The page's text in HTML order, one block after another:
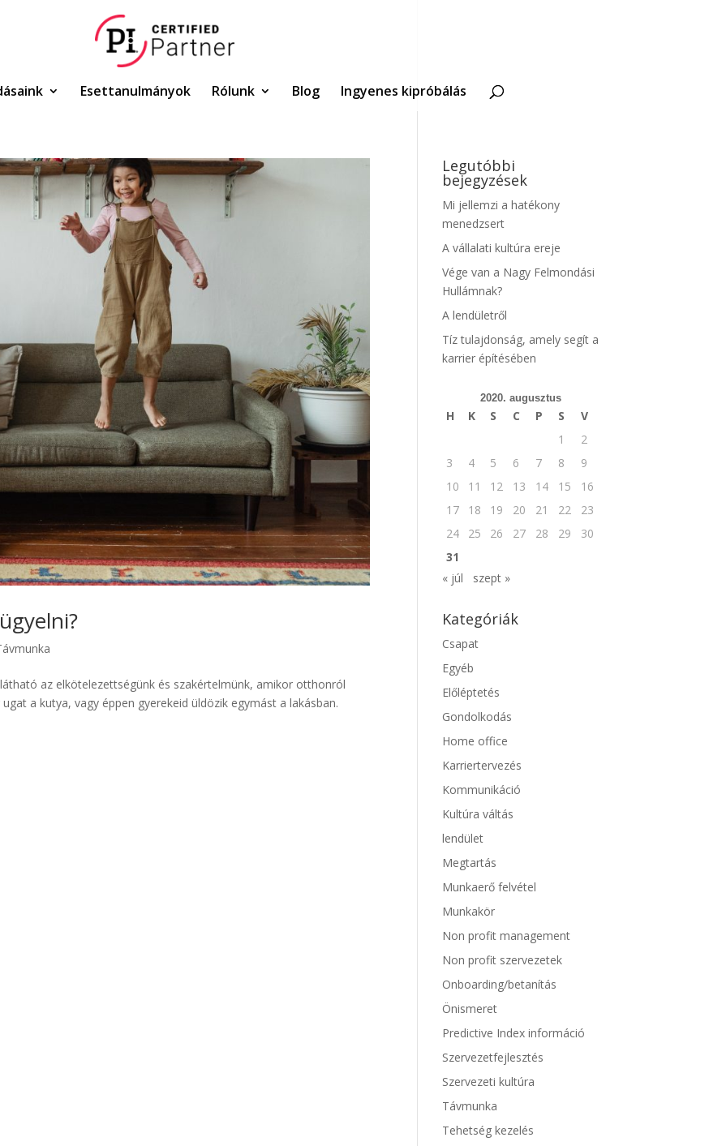
Esettanulmányok Rólunk Blog Ingyenes kipróbálás
az elkötelezettségünk és szakértelmünk, amikor otthonról
a kutya, vagy éppen gyerekeid üldözik egymást a lakásban.
Legutóbbi
bejegyzések
Mi jellemzi a hatékony
menedzsert
A vállalati kultúra ereje
Vége van a Nagy Felmondási
Hullámnak?
A lendületről
Tíz tulajdonság, amely segít a
karrier építésében
2020. augusztus
H K S C P S
V
1
2
3
4 5 6 7 8
9
10
11 12 13 14 15
16
17
18 19 20 21 22
23
24
25 26 27 28 29
30
31
« júl
szept »
Kategóriák
Csapat
Egyéb
Előléptetés
Gondolkodás
Home office
Karriertervezés
Kommunikáció
Kultúra váltás
lendület
Megtartás
Munkaerő felvétel
Munkakör
Non profit management
Non profit szervezetek
Onboarding/betanítás
Önismeret
Predictive Index információ
Szervezetfejlesztés
Szervezeti kultúra
Távmunka
Tehetség kezelés